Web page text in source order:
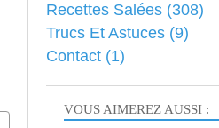
VOUS AIMEREZ AUSSI :
Recettes Salées (308)
Trucs Et Astuces (9)
Contact (1)